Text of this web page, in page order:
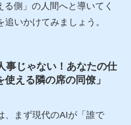
側」の人間へと導いてく
いかけてみましょう。
事じゃない！あなたの仕
える隣の席の同僚」
、まず現代のAIが「誰で